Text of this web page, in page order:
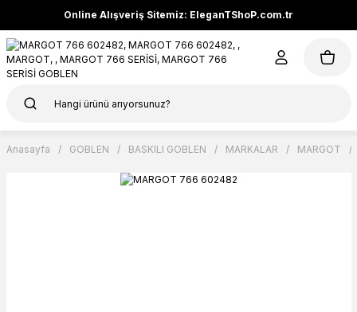
Online Alışveriş Sitemiz: EleganTShoP.com.tr
Anasayfa GOBLEN BASKILI GOBLEN MARKALAR MARGOT